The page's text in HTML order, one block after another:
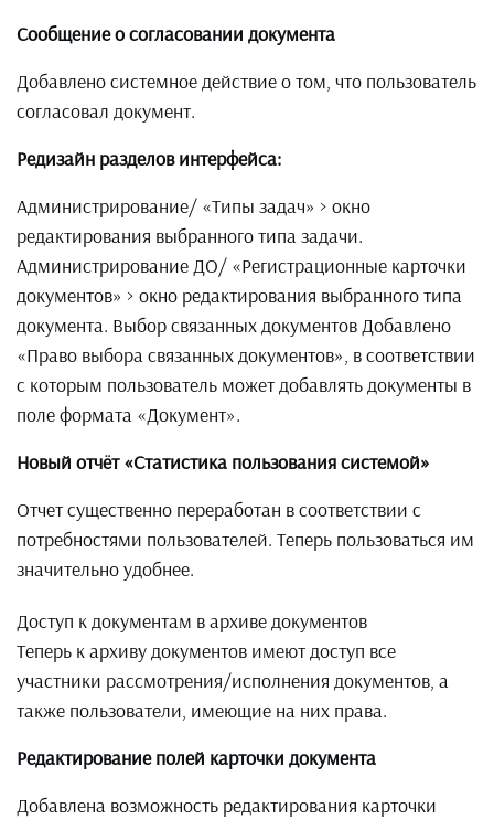
Сообщение о согласовании документа
Добавлено системное действие о том, что пользователь
согласовал документ.
Редизайн разделов интерфейса:
Администрирование/ «Типы задач» > окно
редактирования выбранного типа задачи.
Администрирование ДО/ «Регистрационные карточки
документов» > окно редактирования выбранного типа
документа. Выбор связанных документов Добавлено
«Право выбора связанных документов», в соответствии
с которым пользователь может добавлять документы в
поле формата «Документ».
Новый отчёт «Статистика пользования системой»
Отчет существенно переработан в соответствии с
потребностями пользователей. Теперь пользоваться им
значительно удобнее.
Доступ к документам в архиве документов
Теперь к архиву документов имеют доступ все
участники рассмотрения/исполнения документов, а
также пользователи, имеющие на них права.
Редактирование полей карточки документа
Добавлена возможность редактирования карточки